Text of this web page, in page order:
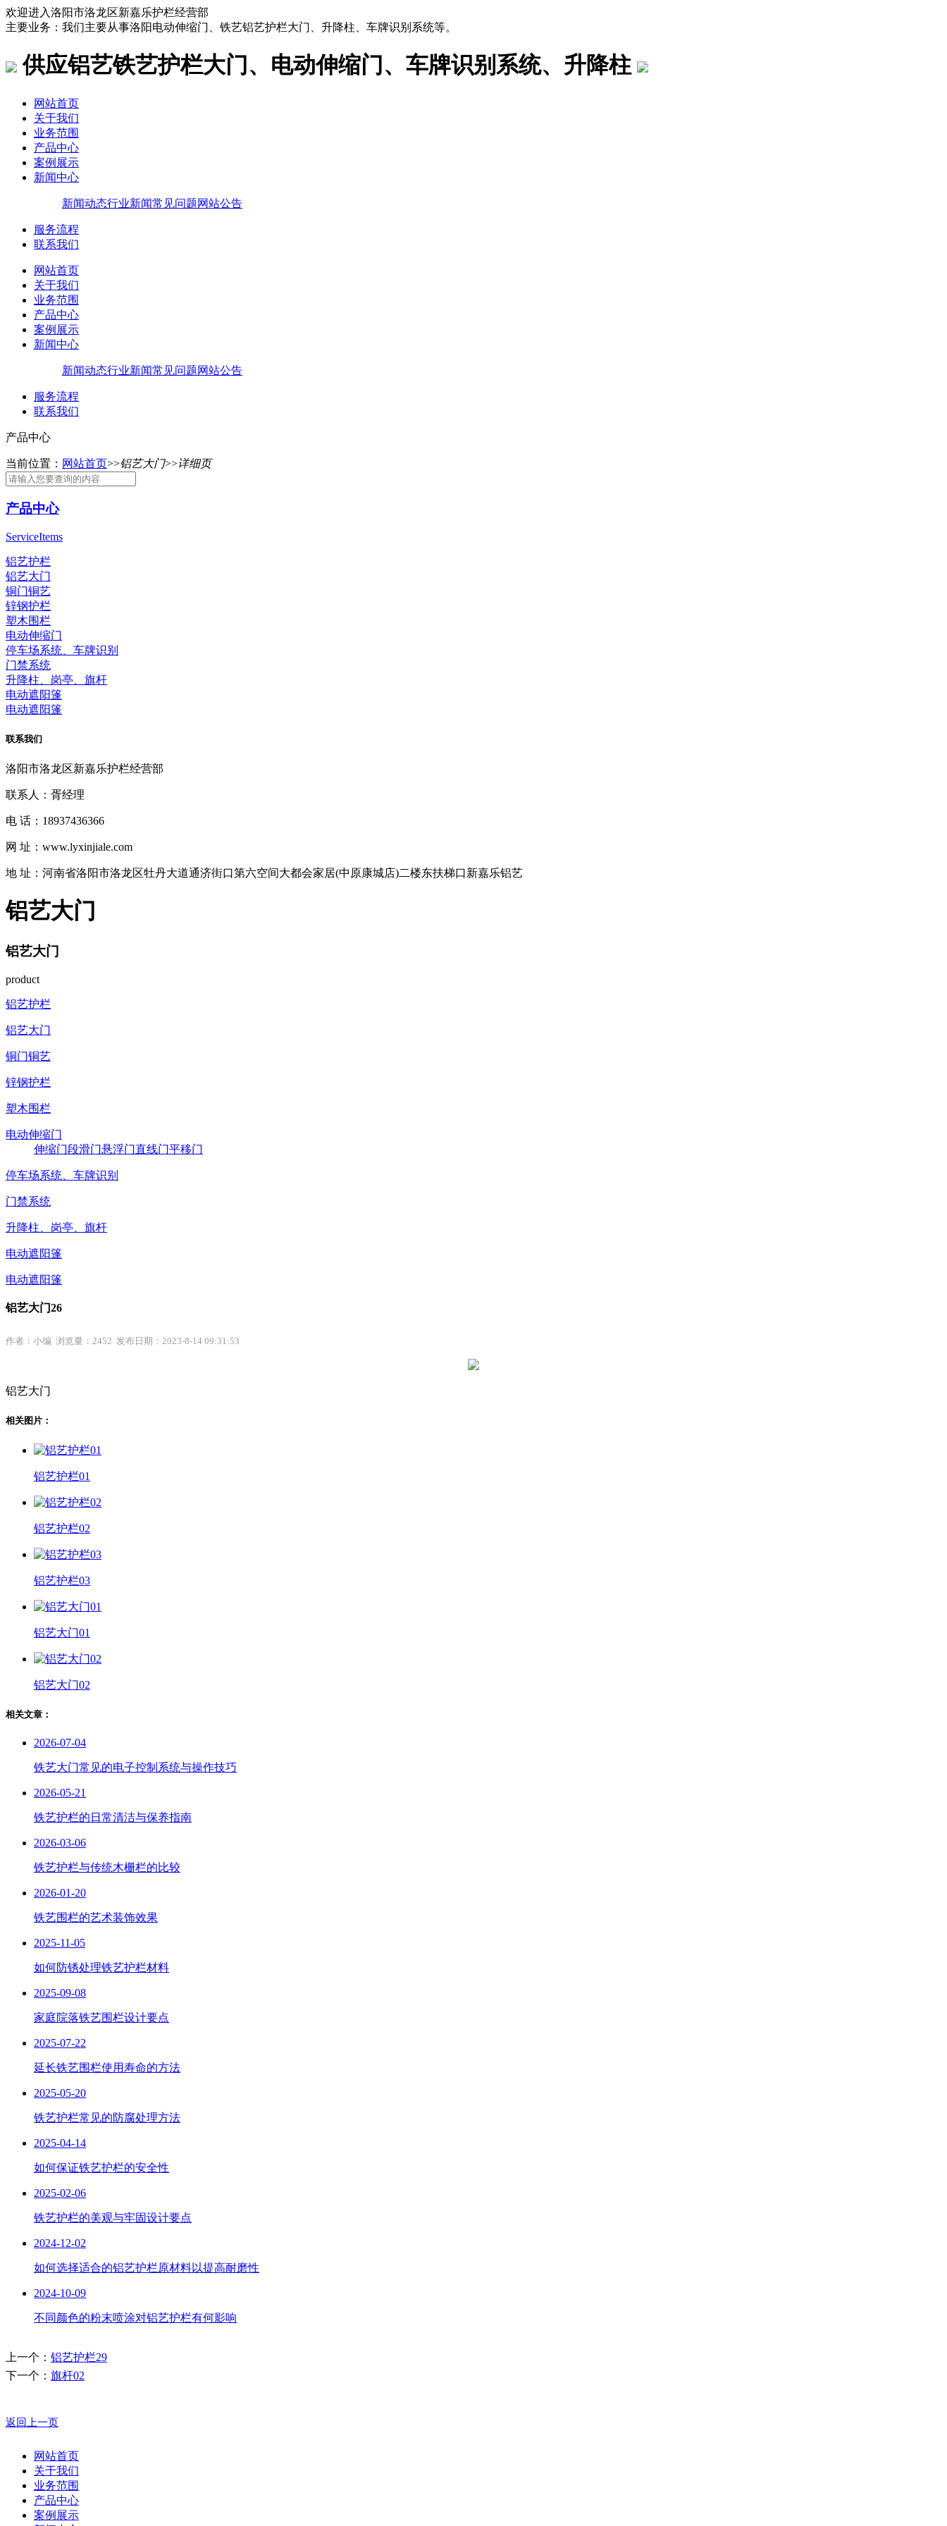
欢迎进入洛阳市洛龙区新嘉乐护栏经营部
主要业务：我们主要从事洛阳电动伸缩门、铁艺铝艺护栏大门、升降柱、车牌识别系统等。
供应铝艺铁艺护栏大门、电动伸缩门、车牌识别系统、升降柱
网站首页
关于我们
业务范围
产品中心
案例展示
新闻中心
新闻动态行业新闻常见问题网站公告
服务流程
联系我们
网站首页
关于我们
业务范围
产品中心
案例展示
新闻中心
新闻动态行业新闻常见问题网站公告
服务流程
联系我们
产品中心
当前位置： 网站首页>>铝艺大门>>详细页
产品中心
ServiceItems
铝艺护栏
铝艺大门
铜门铜艺
锌钢护栏
塑木围栏
电动伸缩门
停车场系统、车牌识别
门禁系统
升降柱、岗亭、旗杆
电动遮阳篷
电动遮阳篷
联系我们
洛阳市洛龙区新嘉乐护栏经营部
联系人：胥经理
电 话：18937436366
网 址：www.lyxinjiale.com
地 址：河南省洛阳市洛龙区牡丹大道通济街口第六空间大都会家居(中原康城店)二楼东扶梯口新嘉乐铝艺
铝艺大门
铝艺大门
product
铝艺护栏
铝艺大门
铜门铜艺
锌钢护栏
塑木围栏
电动伸缩门
伸缩门段滑门悬浮门直线门平移门
停车场系统、车牌识别
门禁系统
升降柱、岗亭、旗杆
电动遮阳篷
电动遮阳篷
铝艺大门26
作者：小编 浏览量：2452 发布日期：2023-8-14 09:31:53
铝艺大门
相关图片：
铝艺护栏01
铝艺护栏02
铝艺护栏03
铝艺大门01
铝艺大门02
相关文章：
2026-07-04
铁艺大门常见的电子控制系统与操作技巧
2026-05-21
铁艺护栏的日常清洁与保养指南
2026-03-06
铁艺护栏与传统木栅栏的比较
2026-01-20
铁艺围栏的艺术装饰效果
2025-11-05
如何防锈处理铁艺护栏材料
2025-09-08
家庭院落铁艺围栏设计要点
2025-07-22
延长铁艺围栏使用寿命的方法
2025-05-20
铁艺护栏常见的防腐处理方法
2025-04-14
如何保证铁艺护栏的安全性
2025-02-06
铁艺护栏的美观与牢固设计要点
2024-12-02
如何选择适合的铝艺护栏原材料以提高耐磨性
2024-10-09
不同颜色的粉末喷涂对铝艺护栏有何影响
上一个： 铝艺护栏29
下一个： 旗杆02
返回上一页
网站首页
关于我们
业务范围
产品中心
案例展示